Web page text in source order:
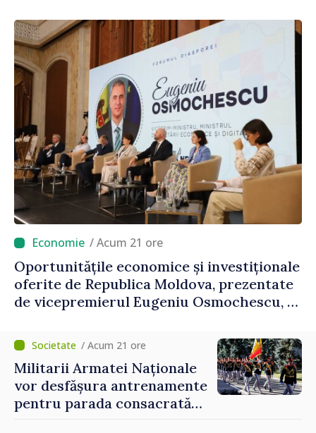
/ Acum 21 ore
Oportunitățile economice și investiționale
oferite de Republica Moldova, prezentate
de vicepremierul Eugeniu Osmochescu, la
/ Acum 21 ore
Militarii Armatei Naționale
vor desfășura antrenamente
pentru parada consacrată